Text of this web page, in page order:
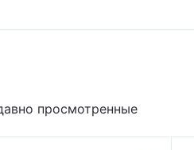
просмотренные